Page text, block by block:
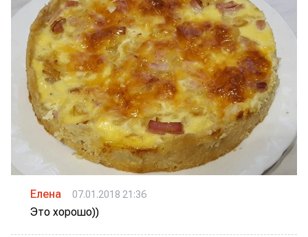
Елена 07.01.2018 21:36
Это хорошо))